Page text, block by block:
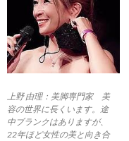
上野 由理：美脚専門家 美
容の世界に長くいます。途
中ブランクはありますが、
22年ほど女性の美と向き合